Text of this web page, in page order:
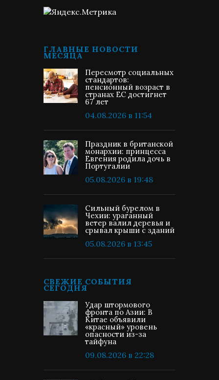
ГЛАВНЫЕ НОВОСТИ
МЕСЯЦА
Пересмотр социальных
стандартов:
пенсионный возраст в
странах ЕС достигнет
67 лет
04.08.2026 в 11:54
Праздник в британской
монархии: принцесса
Евгения родила дочь в
Португалии
05.08.2026 в 19:48
Сильный бурелом в
Чехии: ураганный
ветер валил деревья и
срывал крыши с зданий
05.08.2026 в 13:45
СВЕЖИЕ СОБЫТИЯ
СЕГОДНЯ
Удар штормового
фронта по Азии: В
Китае объявили
«красный» уровень
опасности из-за
тайфуна
09.08.2026 в 22:28